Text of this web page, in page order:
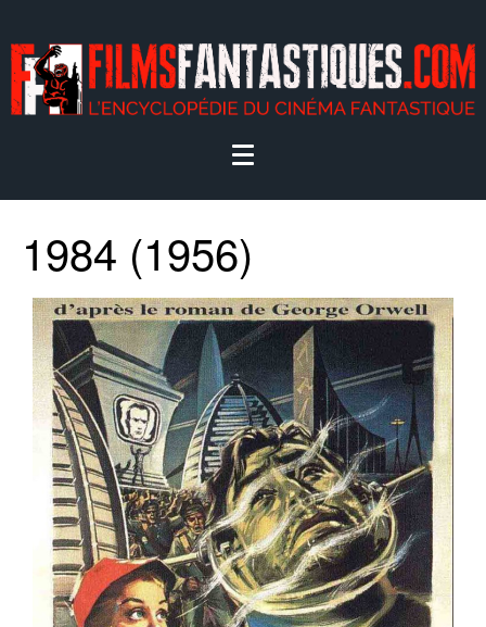
1984 (1956)